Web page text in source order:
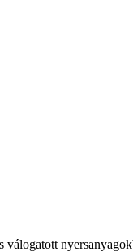
válogatott